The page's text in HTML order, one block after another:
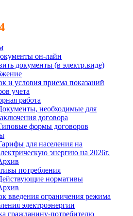
он-лайн
документы (в электр.виде)
и условия приема показаний
учета
работа
необходимые для
договора
формы договоров
для населения на
энергию на 2026г.
потребления
нормативы
введения ограничения режима
электроэнергии
гражданину-потребителю